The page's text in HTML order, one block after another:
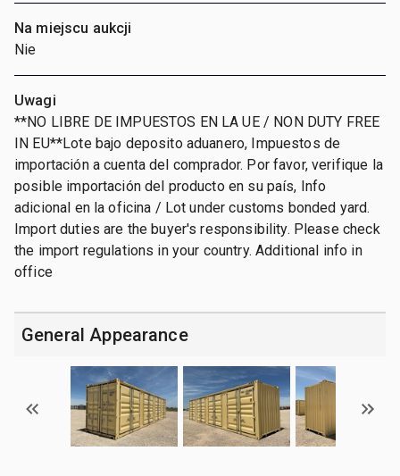
Na miejscu aukcji
Nie
Uwagi
**NO LIBRE DE IMPUESTOS EN LA UE / NON DUTY FREE
IN EU**Lote bajo deposito aduanero, Impuestos de
importación a cuenta del comprador. Por favor, verifique la
posible importación del producto en su país, Info
adicional en la oficina / Lot under customs bonded yard.
Import duties are the buyer's responsibility. Please check
the import regulations in your country. Additional info in
office
General Appearance